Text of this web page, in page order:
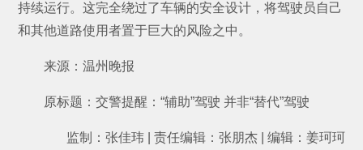
持续运行。这完全绕过了车辆的安全设计，将驾驶员自己
和其他道路使用者置于巨大的风险之中。
来源：温州晚报
原标题：交警提醒：“辅助”驾驶 并非“替代”驾驶
监制：张佳玮 | 责任编辑：张朋杰 | 编辑：姜珂珂